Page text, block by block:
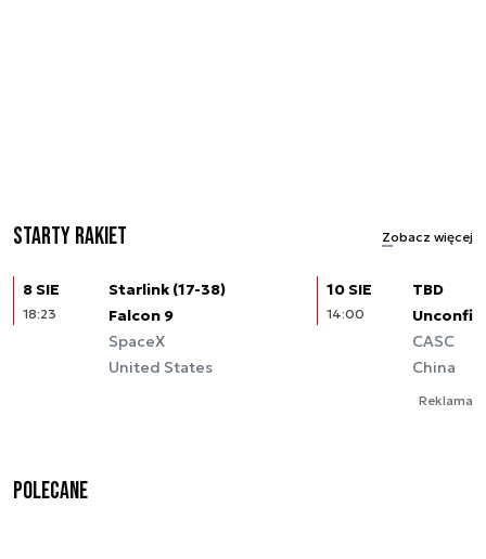
Starty rakiet Zobacz więcej
8 SIE
18:23
Starlink (17-38)
Falcon 9
SpaceX
United States
10 SIE
14:00
TBD
CASC
China
Reklama
Polecane